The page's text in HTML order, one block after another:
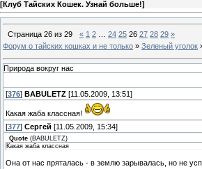
[Клуб Тайских Кошек. Узнай больше!]
Страница 26 из 29 « 1 2 24 25 26 27 28 29 »
Форум о тайских кошках и не только » Зеленый уголок
Природа вокруг нас
[376] BABULETZ [11.05.2009, 13:51]
Какая жаба классная!
[377] Сергей [11.05.2009, 15:34]
Quote (BABULETZ)
Какая жаба классная
Она от нас пряталась - в землю зарывалась, но не